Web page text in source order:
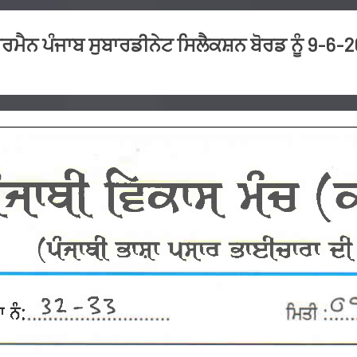
ਪੰਜਾਬ ਸੁਬਾਰਡੀਨੇਟ ਸਿਲੈਕਸ਼ਨ ਬੋਰਡ ਨੂੰ 9-6-